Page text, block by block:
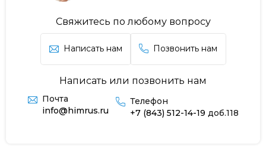
Свяжитесь по любому вопросу
Написать нам Позвонить нам
Написать или позвонить нам
Почта
info@himrus.ru
Телефон
+7 (843) 512-14-19 доб.118